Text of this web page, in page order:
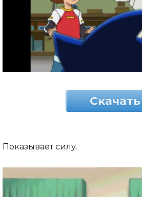
Скачать
Показывает силу.